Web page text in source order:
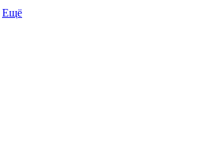
Ещё